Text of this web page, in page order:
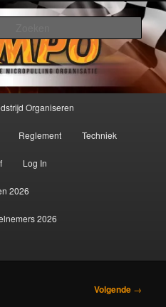
ter wereld!
Organiseren
Reglement Techniek
Log In
2026
2026
Volgende →